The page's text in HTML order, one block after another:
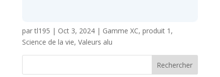
partl195 | Oct 3, 2024| Gamme XC, produit 1 ,
Science de la vie, Valeurs alu
Rechercher